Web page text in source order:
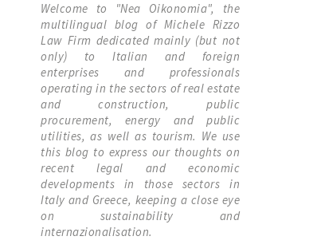
Welcome to "Nea Oikonomia", the
multilingual blog of Michele Rizzo
Law Firm dedicated mainly (but not
only) to Italian and foreign
enterprises and professionals
operating in the sectors of real estate
and construction, public
procurement, energy and public
utilities, as well as tourism. We use
this blog to express our thoughts on
recent legal and economic
developments in those sectors in
Italy and Greece, keeping a close eye
on sustainability and
internazionalisation.